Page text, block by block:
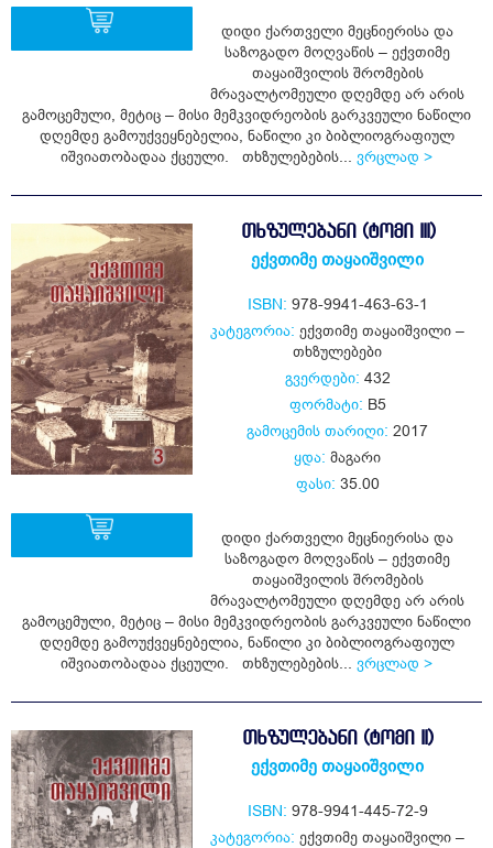
დიდი ქართველი მეცნიერისა და
საზოგადო მოღვაწის – ექვთიმე
თაყაიშვილის შრომების
მრავალტომეული დღემდე არ არის
გამოცემული, მეტიც – მისი მემკვიდრეობის გარკვეული ნაწილი
დღემდე გამოუქვეყნებელია, ნაწილი კი ბიბლიოგრაფიულ
იშვიათობადაა ქცეული. თხზულებების... ვრცლად >
ᲗᲮᲖᲣᲚᲔᲑᲐᲜᲘ (ᲢᲝᲛᲘ III)
ექვთიმე თაყაიშვილი
ISBN: 978-9941-463-63-1
კატეგორია: ექვთიმე თაყაიშვილი –
თხზულებები
გვერდები: 432
ფორმატი: B5
გამოცემის თარიღი: 2017
ყდა: მაგარი
ფასი: 35.00
დიდი ქართველი მეცნიერისა და
საზოგადო მოღვაწის – ექვთიმე
თაყაიშვილის შრომების
მრავალტომეული დღემდე არ არის
გამოცემული, მეტიც – მისი მემკვიდრეობის გარკვეული ნაწილი
დღემდე გამოუქვეყნებელია, ნაწილი კი ბიბლიოგრაფიულ
იშვიათობადაა ქცეული. თხზულებების... ვრცლად >
ᲗᲮᲖᲣᲚᲔᲑᲐᲜᲘ (ᲢᲝᲛᲘ II)
ექვთიმე თაყაიშვილი
ISBN: 978-9941-445-72-9
კატეგორია: ექვთიმე თაყაიშვილი –